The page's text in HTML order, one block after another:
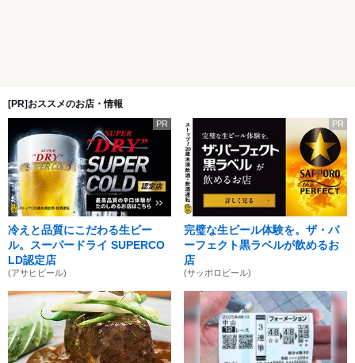
[PR]おススメのお店・情報
PR
冷えと品質にこだわる生ビー
ル。スーパードライ SUPERCO
LD認定店
(アサヒビール)
PR
完璧な生ビール体験を。ザ・パ
ーフェクト黒ラベルが飲めるお
店
(サッポロビール)